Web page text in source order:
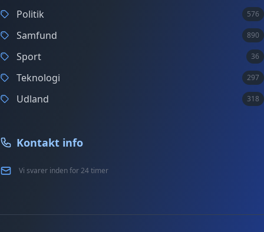
Politik 576
Samfund 890
Sport 36
Teknologi 297
Udland 318
Kontakt info
Vi svarer inden for 24 timer